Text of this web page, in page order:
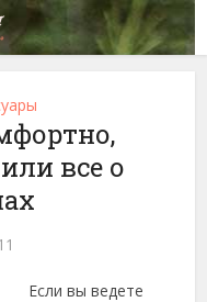
все о
Если вы ведете